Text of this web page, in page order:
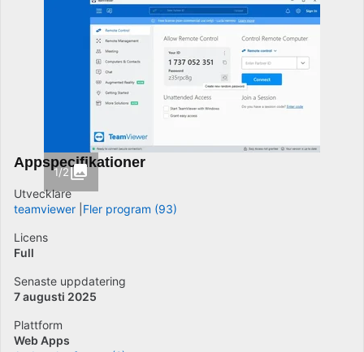
1/2
Appspecifikationer
Utvecklare
teamviewer Fler program (93)
Licens
Full
Senaste uppdatering
7 augusti 2025
Plattform
Web Apps